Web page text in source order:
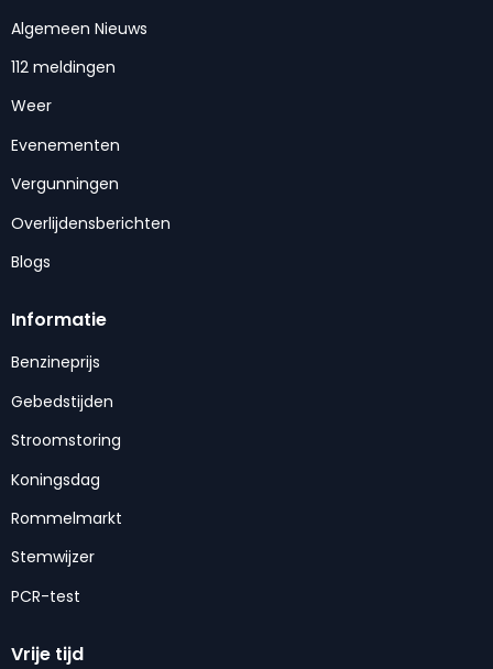
Algemeen Nieuws
112 meldingen
Weer
Evenementen
Vergunningen
Overlijdensberichten
Blogs
Informatie
Benzineprijs
Gebedstijden
Stroomstoring
Koningsdag
Rommelmarkt
Stemwijzer
PCR-test
Vrije tijd